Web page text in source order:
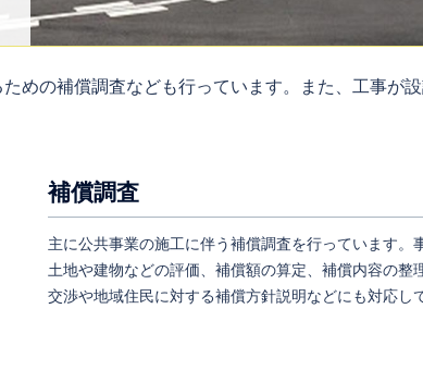
めの補償調査なども行っています。また、工事が
補償調査
主に公共事業の施工に伴う補償調査を行っています。
土地や建物などの評価、補償額の算定、補償内容の整
交渉や地域住民に対する補償方針説明などにも対応し